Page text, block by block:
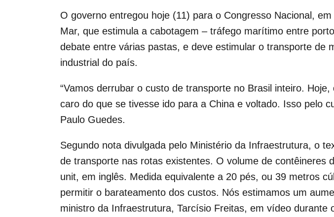
O governo entregou hoje (11) para o Congresso Nacional,
Mar, que estimula a cabotagem – tráfego marítimo entre
debate entre várias pastas, e deve estimular o transporte de
industrial do país.
“Vamos derrubar o custo de transporte no Brasil inteiro.
caro do que se tivesse ido para a China e voltado. Isso pelo
Paulo Guedes.
Segundo nota divulgada pelo Ministério da Infraestrutura, o
de transporte nas rotas existentes. O volume de contêineres
unit, em inglês. Medida equivalente a 20 pés, ou 39 metros
permitir o barateamento dos custos. Nós estimamos um
ministro da Infraestrutura, Tarcísio Freitas, em vídeo durante